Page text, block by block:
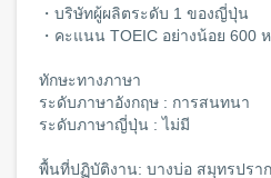
・บริษัทผู้ผลิตระดับ 1 ของญี่ปุ่น
・คะแนน TOEIC อย่างน้อย 600
ทักษะทางภาษา
ระดับภาษาอังกฤษ : การสนทนา
ระดับภาษาญี่ปุ่น : ไม่มี
พื้นที่ปฏิบัติงาน: บางบ่อ สมุทรปรา